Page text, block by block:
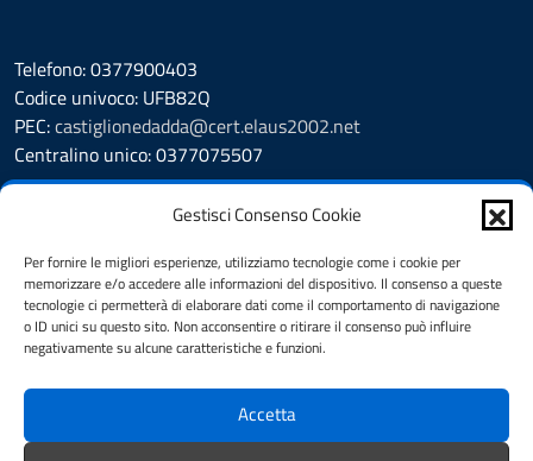
Gestisci Consenso Cookie
Per fornire le migliori esperienze, utilizziamo tecnologie come i cookie per
memorizzare e/o accedere alle informazioni del dispositivo. Il consenso a queste
tecnologie ci permetterà di elaborare dati come il comportamento di navigazione
o ID unici su questo sito. Non acconsentire o ritirare il consenso può influire
negativamente su alcune caratteristiche e funzioni.
Accetta
Telefono: 0377900403
Codice univoco: UFB82Q
PEC:castiglionedadda@cert.elaus2002.net
Centralino unico: 0377075507
Prenotazione appuntamento
Segnalazione disservizio
Amministrazione Trasparente
Albo Pretorio
Cookie Policy
Dichiarazione di accessibilità
Obiettivi di accessibilità